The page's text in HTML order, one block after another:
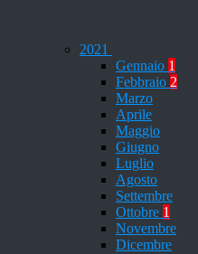
2021
Gennaio 1
Febbraio 2
Marzo
Aprile
Maggio
Giugno
Luglio
Agosto
Settembre
Ottobre 1
Novembre
Dicembre